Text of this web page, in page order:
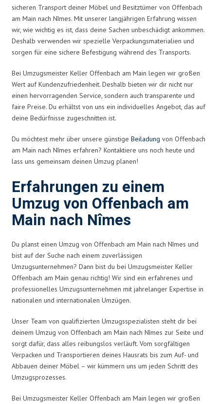
sicheren Transport deiner Möbel und Besitztümer von Offenbach
am Main nach Nîmes. Mit unserer langjährigen Erfahrung wissen
wir, wie wichtig es ist, dass deine Sachen unbeschädigt ankommen.
Deshalb verwenden wir spezielle Verpackungsmaterialien und
sorgen für eine sichere Befestigung während des Transports.
Bei Umzugsmeister Keller Offenbach am Main legen wir großen
Wert auf Kundenzufriedenheit. Deshalb bieten wir dir nicht nur
einen hervorragenden Service, sondern auch transparente und
faire Preise. Du erhältst von uns ein individuelles Angebot, das auf
deine Bedürfnisse zugeschnitten ist.
Du möchtest mehr über unsere günstige Beiladung von Offenbach
am Main nach Nîmes erfahren? Kontaktiere uns noch heute und
lass uns gemeinsam deinen Umzug planen!
Erfahrungen zu einem
Umzug von Offenbach am
Main nach Nîmes
Du planst einen Umzug von Offenbach am Main nach Nîmes und
bist auf der Suche nach einem zuverlässigen
Umzugsunternehmen? Dann bist du bei Umzugsmeister Keller
Offenbach am Main genau richtig! Wir sind ein erfahrenes und
professionelles Umzugsunternehmen mit jahrelanger Expertise in
nationalen und internationalen Umzügen.
Unser Team von qualifizierten Umzugsspezialisten steht dir bei
deinem Umzug von Offenbach am Main nach Nîmes zur Seite und
sorgt dafür, dass alles reibungslos verläuft. Vom sorgfältigen
Verpacken und Transportieren deines Hausrats bis zum Auf- und
Abbauen deiner Möbel – wir kümmern uns um jeden Schritt des
Umzugsprozesses.
Bei Umzugsmeister Keller Offenbach am Main legen wir großen